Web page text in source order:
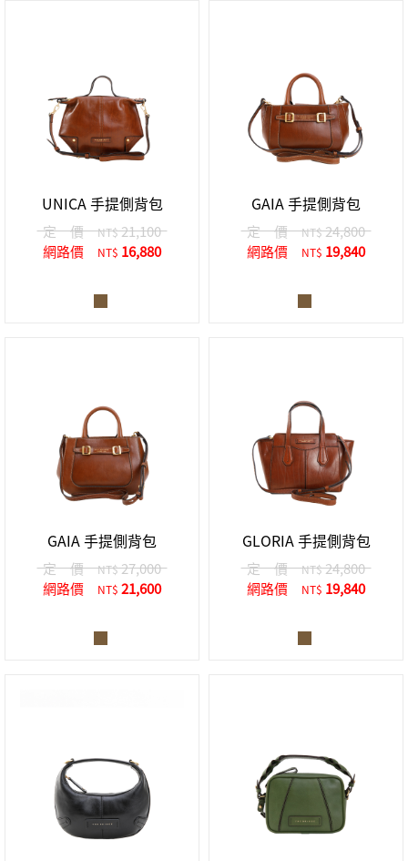
UNICA 手提側背包
定 價 NT$21,100
網路價
NT$ 16,880
GAIA 手提側背包
定 價 NT$24,800
網路價
NT$ 19,840
GAIA 手提側背包
定 價 NT$27,000
網路價
NT$ 21,600
GLORIA 手提側背包
定 價 NT$24,800
網路價
NT$ 19,840